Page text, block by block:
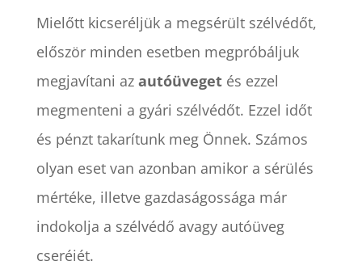
Mielőtt kicseréljük a megsérült szélvédőt,
először minden esetben megpróbáljuk
megjavítani az autóüvegetés ezzel
megmenteni a gyári szélvédőt. Ezzel időt
és pénzt takarítunk meg Önnek. Számos
olyan eset van azonban amikor a sérülés
mértéke, illetve gazdaságossága már
indokolja a szélvédő avagy autóüveg
cseréjét.